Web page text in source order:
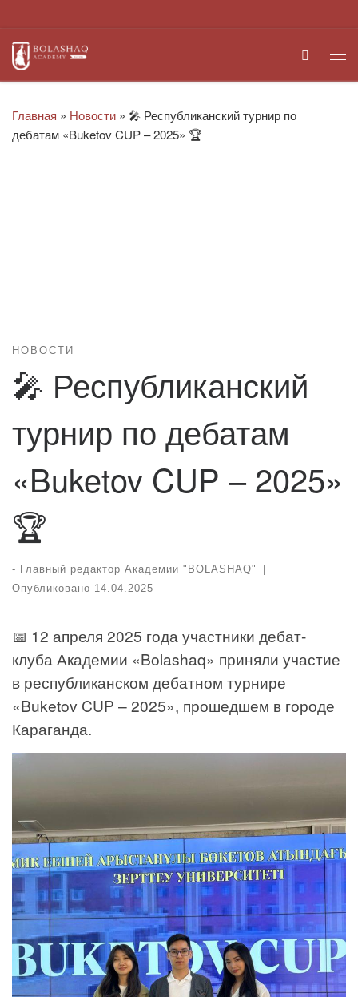
Search
Главная » Новости » 🎤 Республиканский турнир по
дебатам «Buketov CUP – 2025» 🏆
НОВОСТИ
🎤 Республиканский
турнир по дебатам
«Buketov CUP – 2025»
🏆
- Главный редактор Академии "BOLASHAQ"
|
Опубликовано 14.04.2025
📅 12 апреля 2025 года участники дебат-
клуба Академии «Bolashaq» приняли участие
в республиканском дебатном турнире
«Buketov CUP – 2025», прошедшем в городе
Караганда.